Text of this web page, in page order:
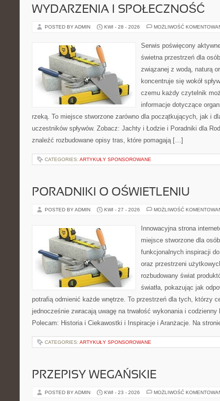
WYDARZENIA I SPOŁECZNOŚĆ
POSTED BY ADMIN KWI - 28 - 2026 MOŻLIWOŚĆ
Serwis poświęcony
świetna przestrzeń dla
związanej z wodą, naturą
koncentruje się wokół
czemu każdy czytelnik
informacje dotyczące
rzeką. To miejsce stworzone zarówno dla początkujących, jak i
uczestników spływów. Zobacz: Jachty i Łodzie i Poradniki dla
znaleźć rozbudowane opisy tras, które pomagają […]
CATEGORIES: ARTYKUŁY SPONSOROWANE
PORADNIKI O OŚWIETLENIU
POSTED BY ADMIN KWI - 27 - 2026 MOŻLIWOŚĆ
Innowacyjna strona
miejsce stworzone dla
funkcjonalnych inspiracji
oraz przestrzeni
rozbudowany świat
światła, pokazując jak
potrafią odmienić każde wnętrze. To przestrzeń dla tych, którzy
jednocześnie zwracają uwagę na trwałość wykonania i
Polecam: Historia i Ciekawostki i Inspiracje i Aranżacje. Na
CATEGORIES: ARTYKUŁY SPONSOROWANE
PRZEPISY WEGAŃSKIE
POSTED BY ADMIN KWI - 23 - 2026 MOŻLIWOŚĆ